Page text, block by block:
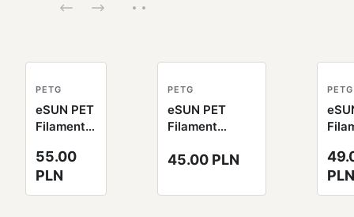
PETG
eSUN PET
Filament
1.75mm
1000g
papierowa
55.00
PLN
PETG
eSUN PET
Filament
pomarańczowy
papierowa
45.00 PLN
PETG
PLN